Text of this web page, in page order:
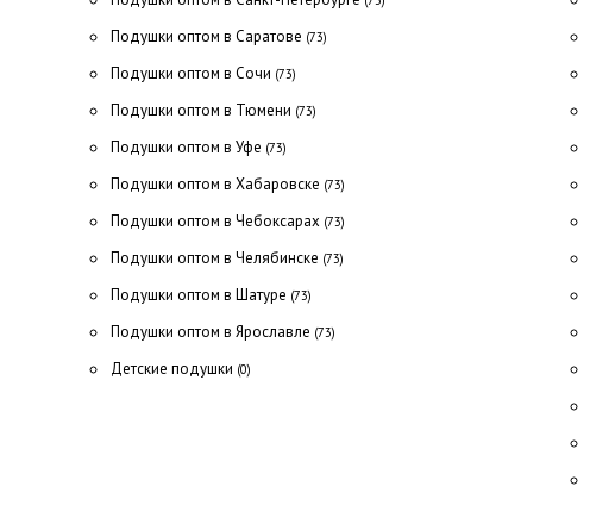
Подушки оптом в Саратове (73)
Подушки оптом в Сочи (73)
Подушки оптом в Тюмени (73)
Подушки оптом в Уфе (73)
Подушки оптом в Хабаровске (73)
Подушки оптом в Чебоксарах (73)
Подушки оптом в Челябинске (73)
Подушки оптом в Шатуре (73)
Подушки оптом в Ярославле (73)
Детские подушки (0)